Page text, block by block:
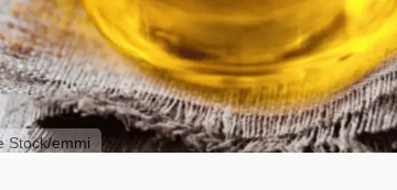
Stock/emmi